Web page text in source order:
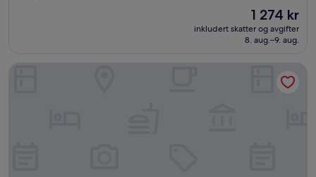
Prisen
er
1 274 kr
1 274 kr
inkludert skatter og avgifter
8. aug.–9. aug.